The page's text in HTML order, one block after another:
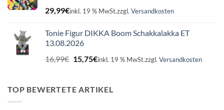
29,99€inkl. 19 % MwSt.zzgl. Versandkosten
Tonie Figur DIKKA Boom Schakkalakka ET
13.08.2026
16,99€ Ursprünglicher
Preis
16,99€
15,75€Aktueller
15,75€.
inkl. 19 % MwSt.zzgl. Versandkosten
TOP BEWERTETE ARTIKEL